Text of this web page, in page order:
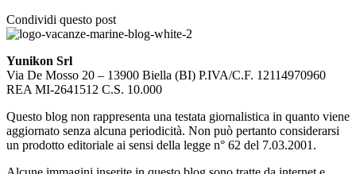
Condividi questo post
Yunikon Srl
Via De Mosso 20 – 13900 Biella (BI) P.IVA/C.F. 12114970960
REA MI-2641512 C.S. 10.000
Questo blog non rappresenta una testata giornalistica in quanto viene
aggiornato senza alcuna periodicità. Non può pertanto considerarsi
un prodotto editoriale ai sensi della legge n° 62 del 7.03.2001.